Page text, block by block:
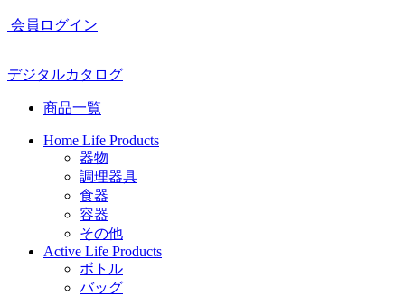
会員ログイン
デジタルカタログ
商品一覧
Home Life Products
器物
調理器具
食器
容器
その他
Active Life Products
ボトル
バッグ